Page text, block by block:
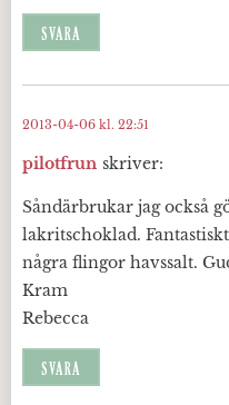
SVARA
pilotfrun skriver:
2013-04-06 kl. 22:51
Såndärbrukar jag också
lakritschoklad.
några flingor havssalt.
Kram
Rebecca
SVARA